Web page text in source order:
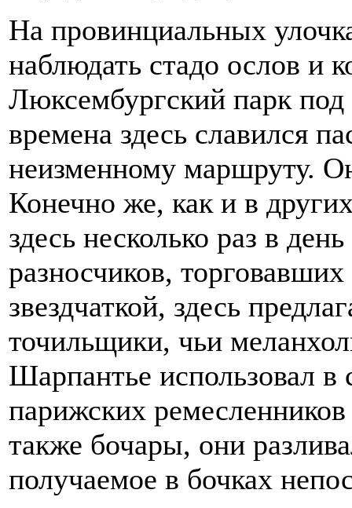
На провинциальных
наблюдать стадо ослов и
Люксембургский парк под
времена здесь славился
неизменному маршруту.
Конечно же, как и в
здесь несколько раз в
разносчиков,
звездчаткой, здесь
точильщики, чьи
Шарпантье использовал в
парижских
также бочары, они
получаемое в бочках